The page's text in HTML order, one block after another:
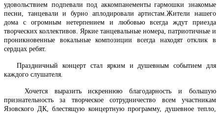
удовольствием подпевали под аккомпанементы гармошки знакомые
песни, танцевали и бурно аплодировали артистам.Жители нашего
дома с огромным нетерпением и любовью всегда ждут приезда
творческих коллективов. Яркие танцевальные номера, патриотичные и
проникновенные вокальные композиции всегда находят отклик в
сердцах ребят.
Праздничный концерт стал ярким и душевным событием для
каждого слушателя.
Хочется выразить искреннюю благодарность и большую
признательность за творческое сотрудничество всем участникам
Язовского ДК, блестящую концертную программу, душевное тепло,